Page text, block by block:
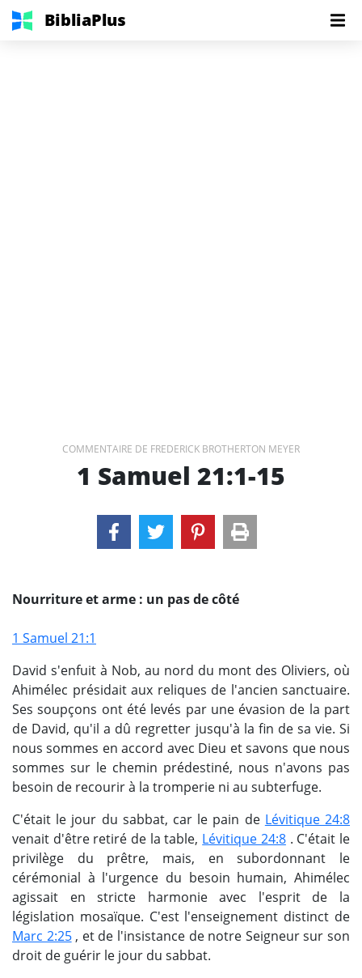
BibliaPlus
COMMENTAIRE DE FREDERICK BROTHERTON MEYER
1 Samuel 21:1-15
Nourriture et arme : un pas de côté
1 Samuel 21:1
David s'enfuit à Nob, au nord du mont des Oliviers, où
Ahimélec présidait aux reliques de l'ancien sanctuaire.
Ses soupçons ont été levés par une évasion de la part
de David, qu'il a dû regretter jusqu'à la fin de sa vie. Si
nous sommes en accord avec Dieu et savons que nous
sommes sur le chemin prédestiné, nous n'avons pas
besoin de recourir à la tromperie ni au subterfuge.
C'était le jour du sabbat, car le pain de Lévitique 24:8
venait d'être retiré de la table, Lévitique 24:8. C'était le
privilège du prêtre, mais, en subordonnant le
cérémonial à l'urgence du besoin humain, Ahimélec
agissait en stricte harmonie avec l'esprit de la
législation mosaïque. C'est l'enseignement distinct de
Marc 2:25, et de l'insistance de notre Seigneur sur son
droit de guérir le jour du sabbat.